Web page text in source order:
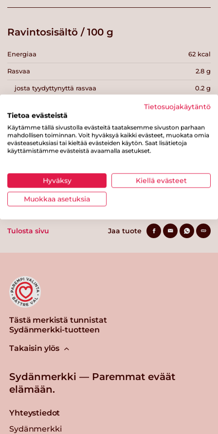
Ravintosisältö / 100 g
Energiaa 62 kcal
Rasvaa 2.8 g
josta tyydyttynyttä rasvaa 0.2 g
7.8 g
Kuitua 0.5 g
Proteiinia
Suolaa 0.1 g
Tulosta sivu Jaa tuote
Tästä merkistä tunnistat
Sydänmerkki-tuotteen
Takaisin ylös
Sydänmerkki — Paremmat eväät
elämään.
Yhteystiedot
Sydänmerkki
Tietosuojakäytäntö
Tietoa evästeistä
Käytämme tällä sivustolla evästeitä taataksemme sivuston parhaan
mahdollisen toiminnan. Voit hyväksyä kaikki evästeet, muokata omia
evästeasetuksiasi tai kieltää evästeiden käytön. Saat lisätietoja
käyttämistämme evästeistä avaamalla asetukset.
Hyväksy Kiellä evästeet
Muokkaa asetuksia